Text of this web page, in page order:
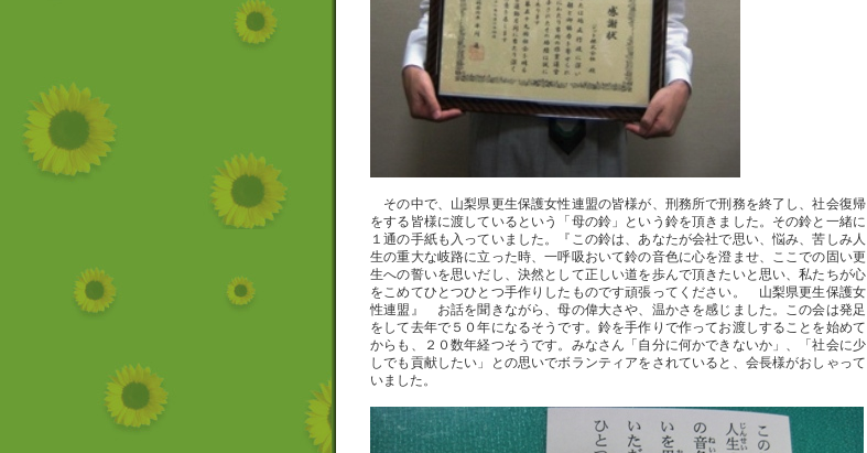
その中で、山梨県更生保護女性連盟の皆様が、刑務所で刑務を終了し、社会復帰
をする皆様に渡しているという「母の鈴」という鈴を頂きました。その鈴と一緒に
１通の手紙も入っていました。『この鈴は、あなたが会社で思い、悩み、苦しみ人
生の重大な岐路に立った時、一呼吸おいて鈴の音色に心を澄ませ、ここでの固い更
生への誓いを思いだし、決然として正しい道を歩んで頂きたいと思い、私たちが心
をこめてひとつひとつ手作りしたものです頑張ってください。 山梨県更生保護女
性連盟』 お話を聞きながら、母の偉大さや、温かさを感じました。この会は発足
をして去年で５０年になるそうです。鈴を手作りで作ってお渡しすることを始めて
からも、２０数年経つそうです。みなさん「自分に何かできないか」、「社会に少
しでも貢献したい」との思いでボランティアをされていると、会長様がおしゃって
いました。